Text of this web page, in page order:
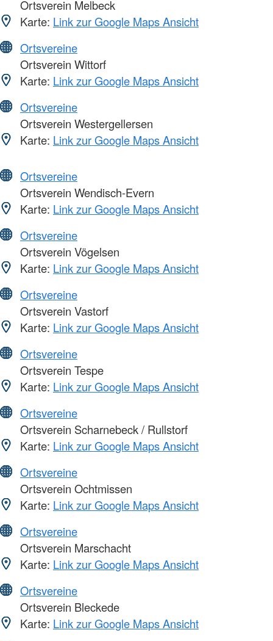
Ortsverein Melbeck
Karte: Link zur Google Maps Ansicht
Ortsvereine
Ortsverein Wittorf
Karte: Link zur Google Maps Ansicht
Ortsvereine
Ortsverein Westergellersen
Karte: Link zur Google Maps Ansicht
Ortsvereine
Ortsverein Wendisch-Evern
Karte: Link zur Google Maps Ansicht
Ortsvereine
Ortsverein Vögelsen
Karte: Link zur Google Maps Ansicht
Ortsvereine
Ortsverein Vastorf
Karte: Link zur Google Maps Ansicht
Ortsvereine
Ortsverein Tespe
Karte: Link zur Google Maps Ansicht
Ortsvereine
Ortsverein Scharnebeck / Rullstorf
Karte: Link zur Google Maps Ansicht
Ortsvereine
Ortsverein Ochtmissen
Karte: Link zur Google Maps Ansicht
Ortsvereine
Ortsverein Marschacht
Karte: Link zur Google Maps Ansicht
Ortsvereine
Ortsverein Bleckede
Karte: Link zur Google Maps Ansicht